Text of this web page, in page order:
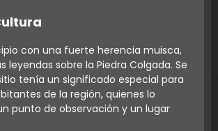
con una fuerte herencia muisca,
leyendas sobre la Piedra Colgada. Se
tenía un significado especial para
de la región, quienes lo
punto de observación y un lugar